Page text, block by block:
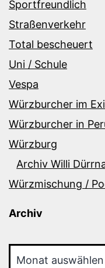
Sportfreundlich
Straßenverkehr
Total bescheuert
Uni / Schule
Vespa
Würzburcher im
Würzburcher in
Würzburg
Archiv Willi
Würzmischung /
Archiv